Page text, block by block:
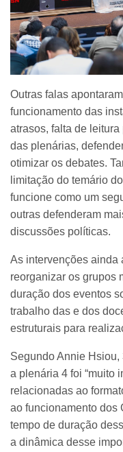
Outras falas
funcionamento das
atrasos, falta de
das plenárias,
otimizar os debates.
limitação do temário
funcione como um
outras defenderam
discussões políticas.
As intervenções ainda
reorganizar os grupos
duração dos eventos
trabalho das e dos
estruturais para
Segundo Annie Hsiou,
a plenária 4 foi “muito
relacionadas ao
ao funcionamento dos
tempo de duração
a dinâmica desse